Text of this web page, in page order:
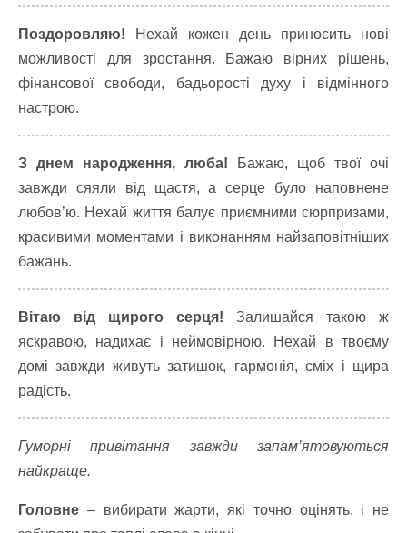
Поздоровляю! Нехай кожен день приносить нові
можливості для зростання. Бажаю вірних рішень,
фінансової свободи, бадьорості духу і відмінного
настрою.
З днем народження, люба! Бажаю, щоб твої очі
завжди сяяли від щастя, а серце було наповнене
любов’ю. Нехай життя балує приємними сюрпризами,
красивими моментами і виконанням найзаповітніших
бажань.
Вітаю від щирого серця! Залишайся такою ж
яскравою, надихає і неймовірною. Нехай в твоєму
домі завжди живуть затишок, гармонія, сміх і щира
радість.
Гуморні привітання завжди запам’ятовуються
найкраще.
Головне – вибирати жарти, які точно оцінять, і не